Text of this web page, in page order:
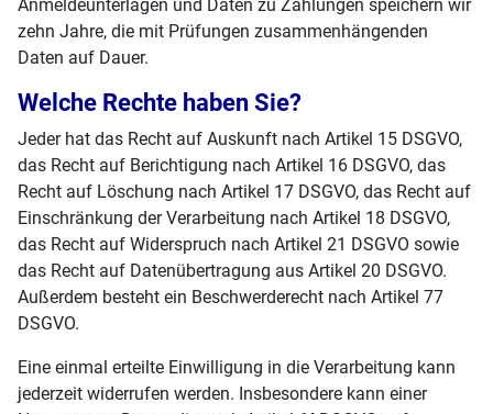
Anmeldeunterlagen und Daten zu Zahlungen speichern wir
zehn Jahre, die mit Prüfungen zusammenhängenden
Daten auf Dauer.
Welche Rechte haben Sie?
Jeder hat das Recht auf Auskunft nach Artikel 15 DSGVO,
das Recht auf Berichtigung nach Artikel 16 DSGVO, das
Recht auf Löschung nach Artikel 17 DSGVO, das Recht auf
Einschränkung der Verarbeitung nach Artikel 18 DSGVO,
das Recht auf Widerspruch nach Artikel 21 DSGVO sowie
das Recht auf Datenübertragung aus Artikel 20 DSGVO.
Außerdem besteht ein Beschwerderecht nach Artikel 77
DSGVO.
Eine einmal erteilte Einwilligung in die Verarbeitung kann
jederzeit widerrufen werden. Insbesondere kann einer